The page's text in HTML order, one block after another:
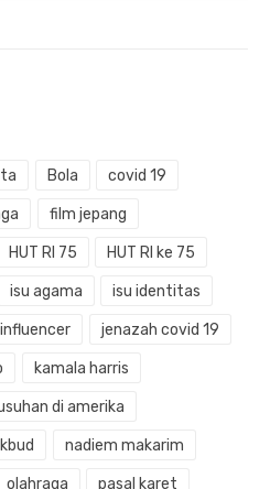
Bola covid 19
film jepang
HUT RI 75 HUT RI ke 75
isu agama isu identitas
jenazah covid 19
kamala harris
di amerika
nadiem makarim
olahraga pasal karet